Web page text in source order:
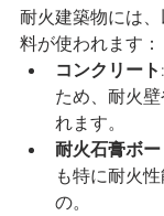
耐火建築物には
料が使われます：
コンクリート
ため、耐火
れます。
耐火石膏ボー
も特に耐火
の。